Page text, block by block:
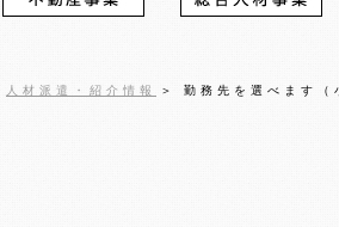
人材派遣・紹介情報 ＞ 勤務先を選べます